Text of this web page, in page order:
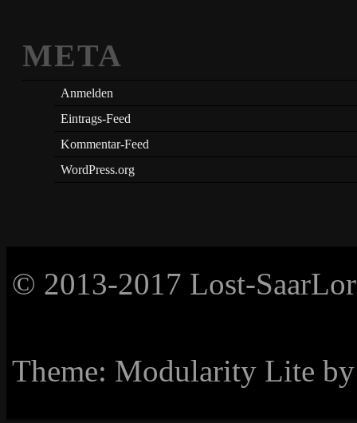
META
Anmelden
Eintrags-Feed
Kommentar-Feed
WordPress.org
© 2013-2017 Lost-
Theme: Modularity Lite